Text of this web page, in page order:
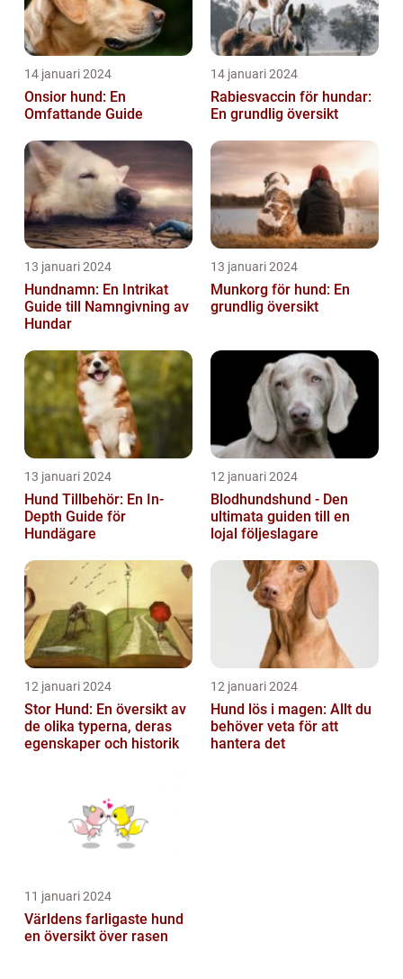
14 januari 2024
Onsior hund: En
Omfattande Guide
14 januari 2024
Rabiesvaccin för hundar:
En grundlig översikt
13 januari 2024
Hundnamn: En Intrikat
Guide till Namngivning av
Hundar
13 januari 2024
Munkorg för hund: En
grundlig översikt
13 januari 2024
Hund Tillbehör: En In-
Depth Guide för
Hundägare
12 januari 2024
Blodhundshund - Den
ultimata guiden till en
lojal följeslagare
12 januari 2024
Stor Hund: En översikt av
de olika typerna, deras
egenskaper och historik
12 januari 2024
Hund lös i magen: Allt du
behöver veta för att
hantera det
11 januari 2024
Världens farligaste hund
en översikt över rasen